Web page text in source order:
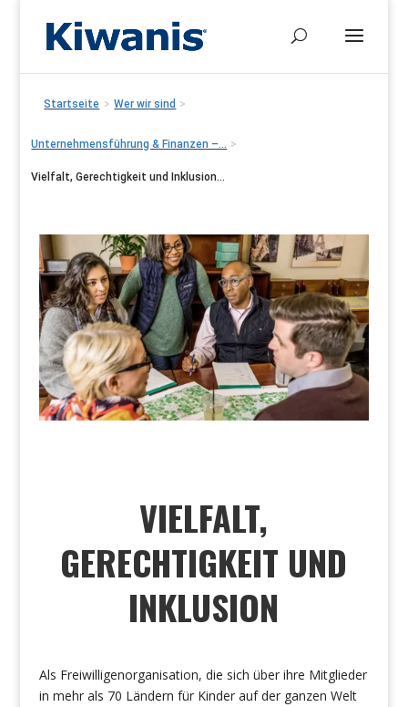
Startseite > Wer wir sind >
Unternehmensführung & Finanzen –... >
Vielfalt, Gerechtigkeit und Inklusion...
VIELFALT,
GERECHTIGKEIT UND
INKLUSION
Als Freiwilligenorganisation, die sich über ihre Mitglieder
in mehr als 70 Ländern für Kinder auf der ganzen Welt